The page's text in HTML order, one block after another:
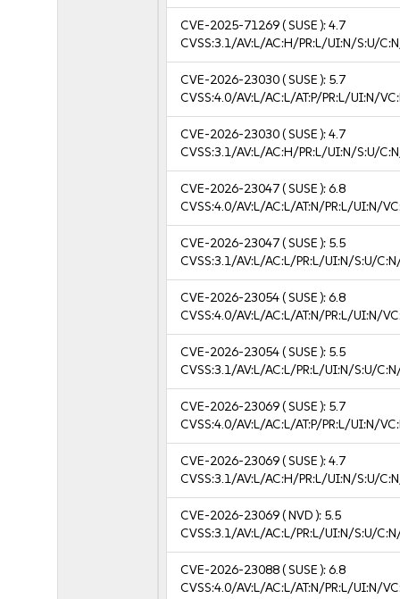
CVE-2025-71269( SUSE ):4.7
CVSS:3.1/AV:L/AC:H/PR:L/UI:N/S:U/
CVE-2026-23030( SUSE ): 5.7
CVSS:4.0/AV:L/AC:L/AT:P/PR:L/UI:N/
CVE-2026-23030( SUSE ):4.7
CVSS:3.1/AV:L/AC:H/PR:L/UI:N/S:U/
CVE-2026-23047( SUSE ):6.8
CVSS:4.0/AV:L/AC:L/AT:N/PR:L/UI:N/
CVE-2026-23047( SUSE ): 5.5
CVSS:3.1/AV:L/AC:L/PR:L/UI:N/S:U/
CVE-2026-23054( SUSE ):6.8
CVSS:4.0/AV:L/AC:L/AT:N/PR:L/UI:N/
CVE-2026-23054( SUSE ): 5.5
CVSS:3.1/AV:L/AC:L/PR:L/UI:N/S:U/
CVE-2026-23069( SUSE ): 5.7
CVSS:4.0/AV:L/AC:L/AT:P/PR:L/UI:N/
CVE-2026-23069( SUSE ):4.7
CVSS:3.1/AV:L/AC:H/PR:L/UI:N/S:U/
CVE-2026-23069( NVD ): 5.5
CVSS:3.1/AV:L/AC:L/PR:L/UI:N/S:U/
CVE-2026-23088( SUSE ):6.8
CVSS:4.0/AV:L/AC:L/AT:N/PR:L/UI:N/